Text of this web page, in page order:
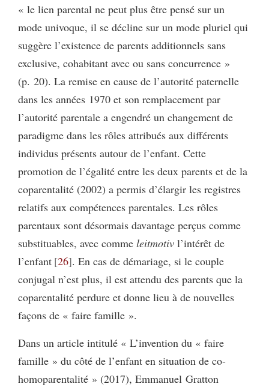
« le lien parental ne peut plus être pensé sur un
mode univoque, il se décline sur un mode pluriel qui
suggère l’existence de parents additionnels sans
exclusive, cohabitant avec ou sans concurrence »
(p. 20). La remise en cause de l’autorité paternelle
dans les années 1970 et son remplacement par
l’autorité parentale a engendré un changement de
paradigme dans les rôles attribués aux différents
individus présents autour de l’enfant. Cette
promotion de l’égalité entre les deux parents et de la
coparentalité (2002) a permis d’élargir les registres
relatifs aux compétences parentales. Les rôles
parentaux sont désormais davantage perçus comme
substituables, avec comme leitmotiv l’intérêt de
l’enfant 26 . En cas de démariage, si le couple
conjugal n’est plus, il est attendu des parents que la
coparentalité perdure et donne lieu à de nouvelles
façons de « faire famille ».
Dans un article intitulé « L’invention du « faire
famille » du côté de l’enfant en situation de co-
homoparentalité » (2017), Emmanuel Gratton